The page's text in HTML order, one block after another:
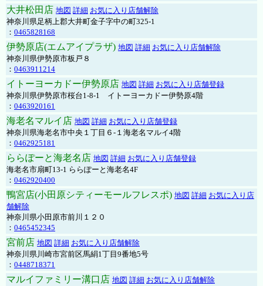
大井松田店 地図 詳細 お気に入り店舗解除
神奈川県足柄上郡大井町金子字中の町325-1
： 0465828168
伊勢原店(エムアイプラザ) 地図 詳細 お気に入り店舗解除
神奈川県伊勢原市板戸８
： 0463911214
イトーヨーカドー伊勢原店 地図 詳細 お気に入り店舗登録
神奈川県伊勢原市桜台1-8-1 イトーヨーカドー伊勢原4階
： 0463920161
海老名マルイ店 地図 詳細 お気に入り店舗登録
神奈川県海老名市中央１丁目６-１海老名マルイ4階
： 0462925181
ららぽーと海老名店 地図 詳細 お気に入り店舗登録
海老名市扇町13-1 ららぽーと海老名4F
： 0462920400
鴨宮店(小田原シティーモールフレスポ) 地図 詳細 お気に入り店
舗解除
神奈川県小田原市前川１２０
： 0465452345
宮前店 地図 詳細 お気に入り店舗解除
神奈川県川崎市宮前区馬絹1丁目9番地5号
： 0448718371
マルイファミリー溝口店 地図 詳細 お気に入り店舗解除